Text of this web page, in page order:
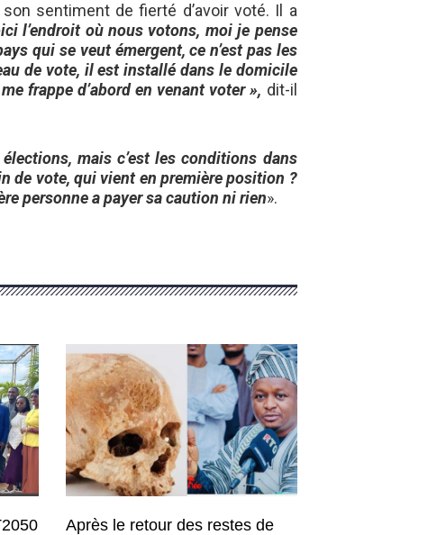
son sentiment de fierté d’avoir voté. Il a
l’endroit où nous votons, moi je pense
qui se veut émergent, ce n’est pas les
de vote, il est installé dans le domicile
frappe d’abord en venant voter », dit-il
mais c’est les conditions dans
de vote, qui vient en première position ?
personne a payer sa caution ni rien».
Après le retour des restes de